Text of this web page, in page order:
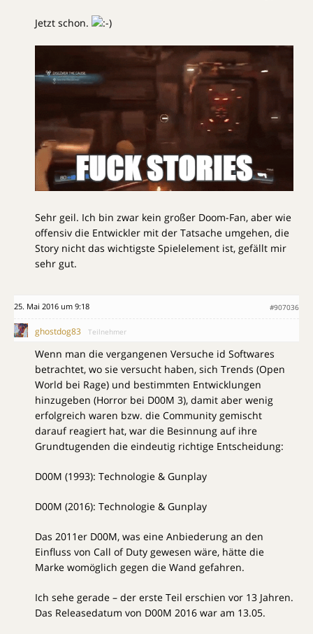
Jetzt schon.
Sehr geil. Ich bin zwar kein großer Doom-Fan, aber wie
offensiv die Entwickler mit der Tatsache umgehen, die
Story nicht das wichtigste Spielelement ist, gefällt mir
sehr gut.
25. Mai 2016 um 9:18 #907036
ghostdog83 Teilnehmer
Wenn man die vergangenen Versuche id Softwares
betrachtet, wo sie versucht haben, sich Trends (Open
World bei Rage) und bestimmten Entwicklungen
hinzugeben (Horror bei D00M 3), damit aber wenig
erfolgreich waren bzw. die Community gemischt
darauf reagiert hat, war die Besinnung auf ihre
Grundtugenden die eindeutig richtige Entscheidung:
D00M (1993): Technologie & Gunplay
D00M (2016): Technologie & Gunplay
Das 2011er D00M, was eine Anbiederung an den
Einfluss von Call of Duty gewesen wäre, hätte die
Marke womöglich gegen die Wand gefahren.
Ich sehe gerade – der erste Teil erschien vor 13 Jahren.
Das Releasedatum von D00M 2016 war am 13.05.